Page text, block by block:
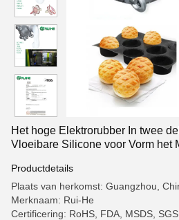
Het hoge Elektrorubber In twee
Vloeibare Silicone voor Vorm het
Productdetails
Plaats van herkomst: Guangzhou,
Merknaam: Rui-He
Certificering: RoHS, FDA, MSDS,